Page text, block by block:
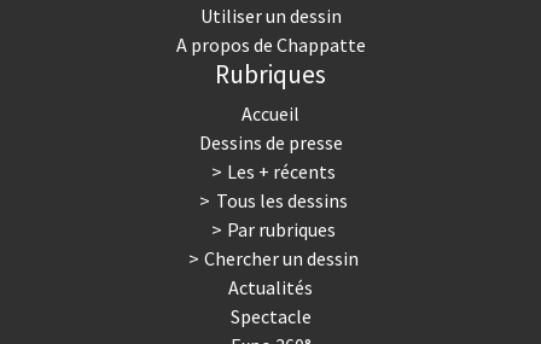
Utiliser un dessin
A propos de Chappatte
Rubriques
Accueil
Dessins de presse
Les + récents
Tous les dessins
Par rubriques
Chercher un dessin
Actualités
Spectacle